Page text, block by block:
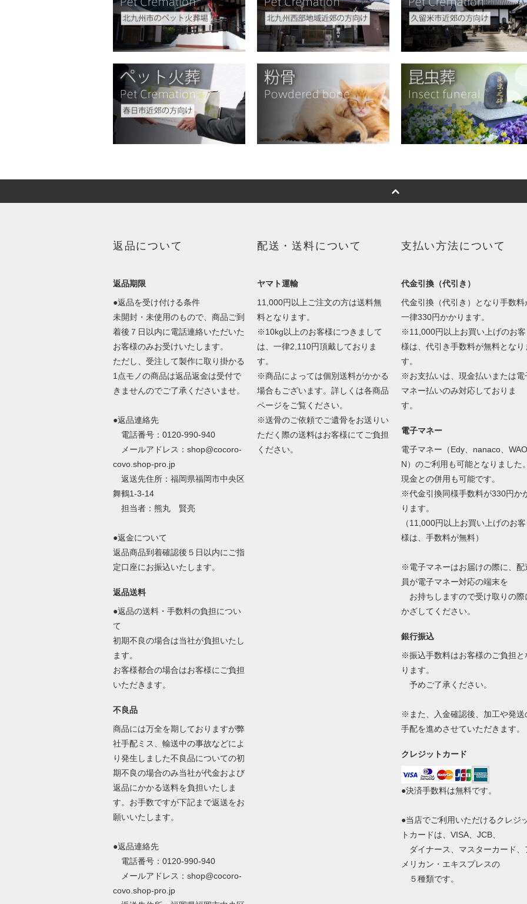
返品について
返品期限
●返品を受け付ける条件
未開封・未使用のもので、商品ご到
着後７日以内に電話連絡いただいた
お客様のみお受けいたします。
ただし、受注して製作に取り掛かる
1点モノの商品は返品返金は受付で
きませんのでご了承くださいませ。
●返品連絡先
電話番号：0120-990-940
メールアドレス：shop@cocoro-
covo.shop-pro.jp
返送先住所：福岡県福岡市中央区
舞鶴1-3-14
担当者：熊丸 賢亮
●返金について
返品商品到着確認後５日以内にご指
定口座にお振込いたします。
返品送料
●返品の送料・手数料の負担につい
て
初期不良の場合は当社が負担いたし
ます。
お客様都合の場合はお客様にご負担
いただきます。
不良品
商品には万全を期しておりますが弊
社手配ミス、輸送中の事故などによ
り発生しました不良品についての初
期不良の場合のみ当社が代金および
返品にかかる送料を負担いたしま
す。お手数ですが下記まで返送をお
願いいたします。
●返品連絡先
電話番号：0120-990-940
メールアドレス：shop@cocoro-
covo.shop-pro.jp
配送・送料について
ヤマト運輸
11,000円以上ご注文の方は送料無
料となります。
※10kg以上のお客様につきまして
は、一律2,110円頂戴しておりま
す。
※商品によっては個別送料がかかる
場合もございます。詳しくは各商品
ページをご覧ください。
※送骨のご依頼でご遺骨をお送りい
ただく際の送料はお客様にてご負担
ください。
支払い方法について
代金引換（代引き）
代金引換（代引き）となり手数料
一律330円かかります。
※11,000円以上お買い上げのお客
様は、代引き手数料が無料となり
す。
※お支払いは、現金払いまたは電
マネー払いのみ対応しておりま
す。
電子マネー
電子マネー（Edy、nanaco、WAO
N）のご利用も可能となりました
現金との併用も可能です。
※代金引換同様手数料が330円か
ります。
（11,000円以上お買い上げのお客
様は、手数料が無料）
※電子マネーはお届けの際に、配
員が電子マネー対応の端末を
お持ちしますので受け取りの際
かざしてください。
銀行振込
※振込手数料はお客様のご負担と
ります。
予めご了承ください。
※また、入金確認後、加工や発送
手配を進めさせていただきます。
クレジットカード
●決済手数料は無料です。
●当店でご利用いただけるクレジ
トカードは、VISA、JCB、
ダイナース、マスターカード、
メリカン・エキスプレスの
５種類です。